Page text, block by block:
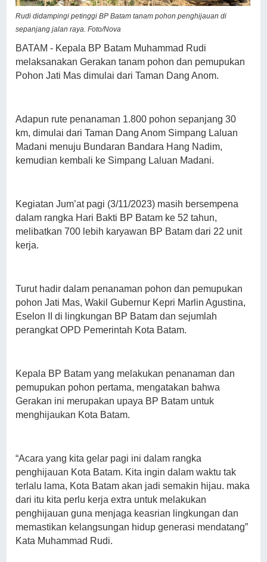
Rudi didampingi petinggi BP Batam tanam pohon penghijauan di
sepanjang jalan raya. Foto/Nova
BATAM - Kepala BP Batam Muhammad Rudi
melaksanakan Gerakan tanam pohon dan pemupukan
Pohon Jati Mas dimulai dari Taman Dang Anom.
Adapun rute penanaman 1.800 pohon sepanjang 30
km, dimulai dari Taman Dang Anom Simpang Laluan
Madani menuju Bundaran Bandara Hang Nadim,
kemudian kembali ke Simpang Laluan Madani.
Kegiatan Jum’at pagi (3/11/2023) masih bersempena
dalam rangka Hari Bakti BP Batam ke 52 tahun,
melibatkan 700 lebih karyawan BP Batam dari 22 unit
kerja.
Turut hadir dalam penanaman pohon dan pemupukan
pohon Jati Mas, Wakil Gubernur Kepri Marlin Agustina,
Eselon II di lingkungan BP Batam dan sejumlah
perangkat OPD Pemerintah Kota Batam.
Kepala BP Batam yang melakukan penanaman dan
pemupukan pohon pertama, mengatakan bahwa
Gerakan ini merupakan upaya BP Batam untuk
menghijaukan Kota Batam.
“Acara yang kita gelar pagi ini dalam rangka
penghijauan Kota Batam. Kita ingin dalam waktu tak
terlalu lama, Kota Batam akan jadi semakin hijau. maka
dari itu kita perlu kerja extra untuk melakukan
penghijauan guna menjaga keasrian lingkungan dan
memastikan kelangsungan hidup generasi mendatang”
Kata Muhammad Rudi.